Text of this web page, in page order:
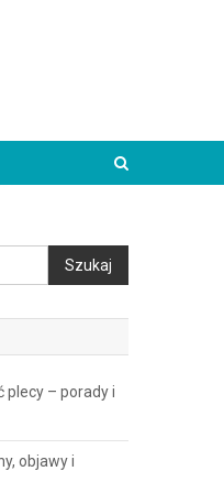
Szukaj
– porady i
objawy i